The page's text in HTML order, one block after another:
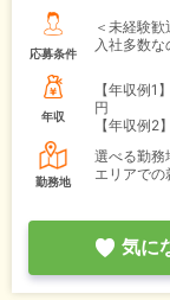
応募条件
＜未経験
入社多数な
年収
【年収例1】
円
【年収例2】
勤務地
選べる勤務
エリアでの
気に